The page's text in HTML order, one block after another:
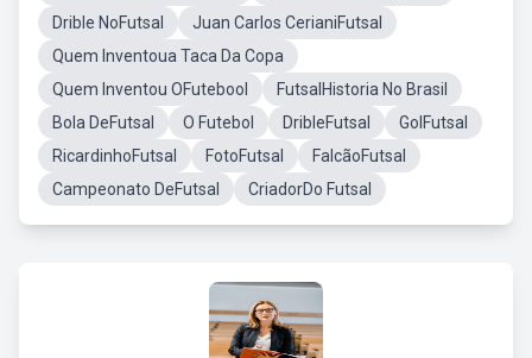
Drible NoFutsal
Juan Carlos CerianiFutsal
Quem Inventoua Taca Da Copa
Quem Inventou OFutebool
FutsalHistoria No Brasil
Bola DeFutsal
O Futebol DribleFutsal
GolFutsal
RicardinhoFutsal
FotoFutsal
FalcãoFutsal
Campeonato DeFutsal
CriadorDo Futsal